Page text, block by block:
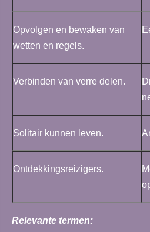
Opvolgen en bewaken van
wetten en regels.
Verbinden van verre delen.
Solitair kunnen leven.
Ontdekkingsreizigers.
Relevante termen: